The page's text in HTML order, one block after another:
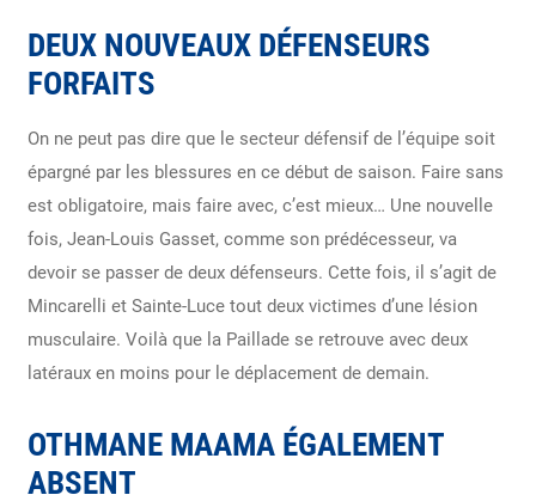
DEUX NOUVEAUX DÉFENSEURS
FORFAITS
On ne peut pas dire que le secteur défensif de l’équipe soit
épargné par les blessures en ce début de saison. Faire sans
est obligatoire, mais faire avec, c’est mieux… Une nouvelle
fois, Jean-Louis Gasset, comme son prédécesseur, va
devoir se passer de deux défenseurs. Cette fois, il s’agit de
Mincarelli et Sainte-Luce tout deux victimes d’une lésion
musculaire. Voilà que la Paillade se retrouve avec deux
latéraux en moins pour le déplacement de demain.
OTHMANE MAAMA ÉGALEMENT
ABSENT